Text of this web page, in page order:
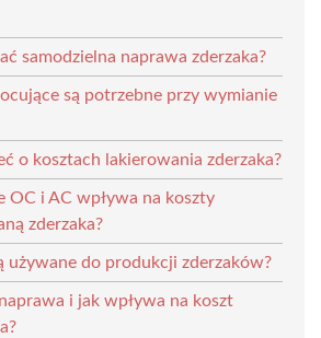
samodzielna naprawa zderzaka?
są potrzebne przy wymianie
o kosztach lakierowania zderzaka?
OC i AC wpływa na koszty
zderzaka?
używane do produkcji zderzaków?
i jak wpływa na koszt